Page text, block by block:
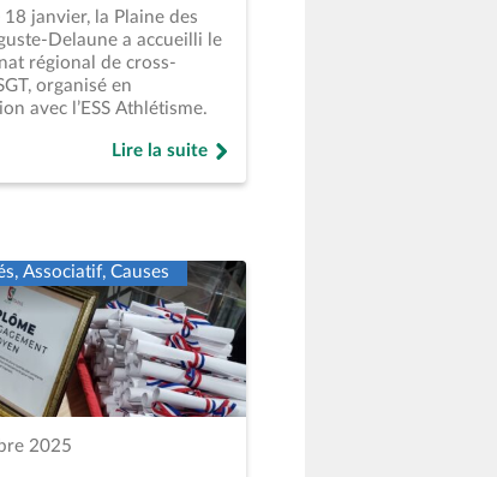
onglet)
un nouvel onglet)
Stains » sur twitter (ouvre un nouvel onglet)
à Stains » sur facebook (ouvre un nouvel onglet)
partage à Stains »
18 janvier, la Plaine des
Delaune a accueilli le
régional de cross-
organisé en
avec l’ESS Athlétisme.
« Championnat régional de cross-country FSGT :
l'article « Championnat régional de cross-country
Lire la suite
de « Championnat régional de cross-country
Associatif, Causes
2025